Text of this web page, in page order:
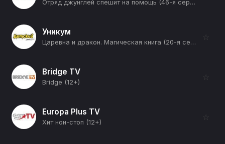
Отряд джунглей спешит на помощь (46-я серия) (12+)
Уникум
Царевна и дракон. Магическая книга (20-я серия) (12+)
☆
Bridge TV
Bridge (12+)
☆
Europa Plus TV
Хит нон-стоп (12+)
☆